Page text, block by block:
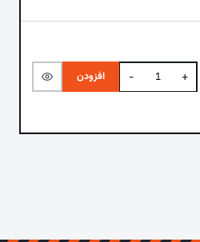
+
− افزودن